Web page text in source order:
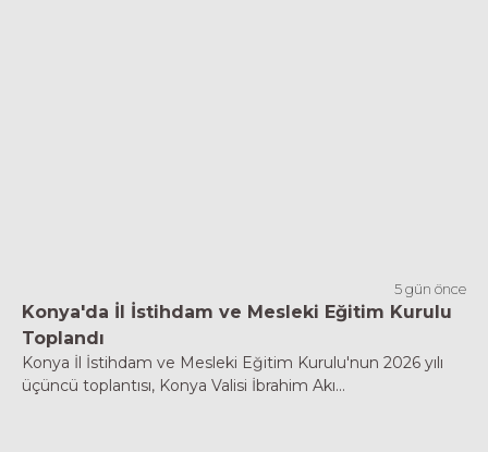
5 gün önce
Konya'da İl İstihdam ve Mesleki Eğitim Kurulu
Toplandı
Konya İl İstihdam ve Mesleki Eğitim Kurulu'nun 2026 yılı
üçüncü toplantısı, Konya Valisi İbrahim Akı...